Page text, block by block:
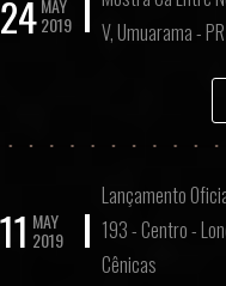
24MAY
2019
V, Umuarama -
11 MAY
2019
Lançamento
193 - Centro -
Cênicas